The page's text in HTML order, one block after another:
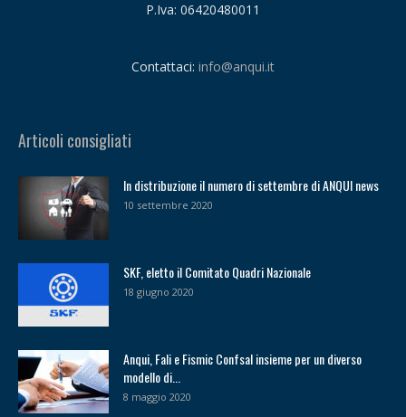
P.Iva: 06420480011
Contattaci: info@anqui.it
Articoli consigliati
In distribuzione il numero di settembre di ANQUI news
10 settembre 2020
SKF, eletto il Comitato Quadri Nazionale
18 giugno 2020
Anqui, Fali e Fismic Confsal insieme per un diverso
modello di...
8 maggio 2020